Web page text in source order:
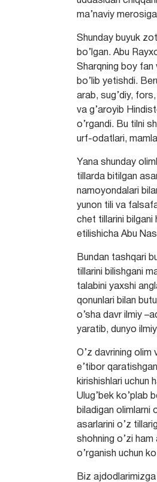
ma’naviy
Shunday buyuk
bo’lgan. Abu
Sharqning boy fan
bo’lib yetishdi.
arab, sug’diy,
va g’aroyib
o’rgandi. Bu tilni
urf-odatlari,
Yana shunday
tillarda bitilgan
namoyondalari
yunon tili va
chet tillarini bilgani
etilishicha Abu
Bundan tashqari
tillarini bilishgani
talabini yaxshi
qonunlari bilan
o’sha davr ilmiy
yaratib, dunyo
O’z davrining olim
e’tibor
kirishishlari uchun
Ulug’bek ko’plab
biladigan olimlarni
asarlarini o’z
shohning o’zi
o’rganish uchun
Biz